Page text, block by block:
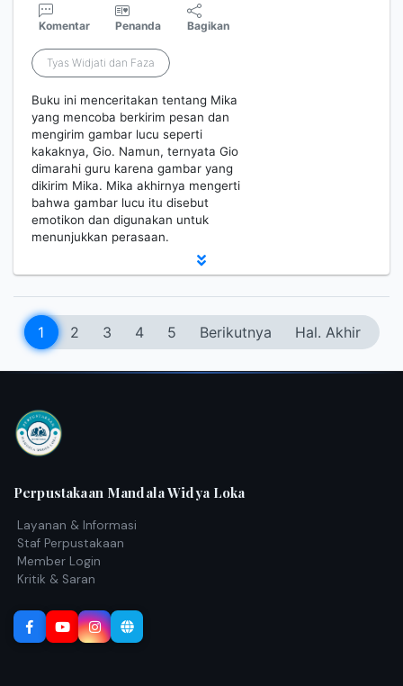
Komentar Penanda Bagikan
Tyas Widjati dan Faza
Buku ini menceritakan tentang Mika
yang mencoba berkirim pesan dan
mengirim gambar lucu seperti
kakaknya, Gio. Namun, ternyata Gio
dimarahi guru karena gambar yang
dikirim Mika. Mika akhirnya mengerti
bahwa gambar lucu itu disebut
emotikon dan digunakan untuk
menunjukkan perasaan.
1 2 3 4 5 Berikutnya Hal. Akhir
Perpustakaan Mandala Widya Loka
Layanan & Informasi
Staf Perpustakaan
Member Login
Kritik & Saran